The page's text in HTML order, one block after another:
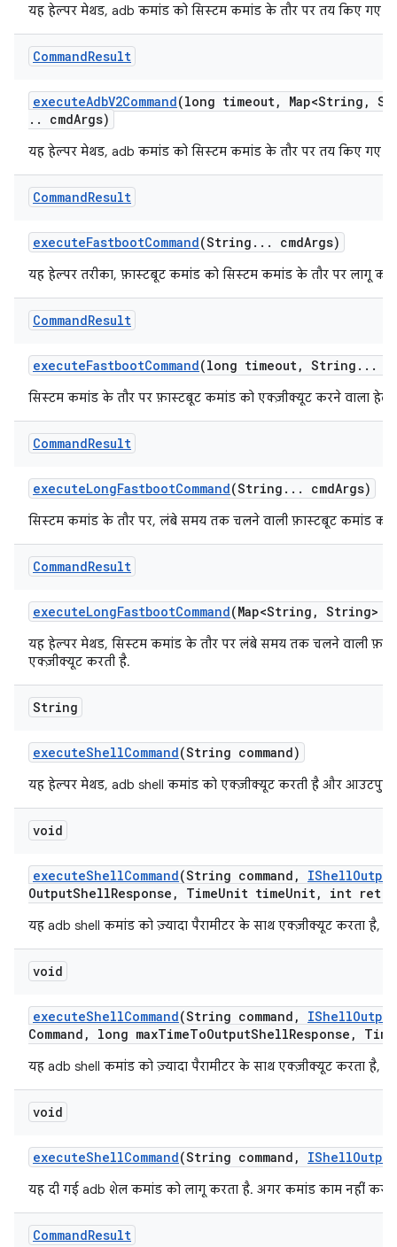
यह हेल्पर मेथड, adb कमांड को सिस्टम कमांड के तौर पर तय किए गए
CommandResult
executeAdbV2Command(long timeout, Map<String ,
. . cmdArgs)
यह हेल्पर मेथड, adb कमांड को सिस्टम कमांड के तौर पर तय किए गए
CommandResult
executeFastbootCommand(String . . . cmdArgs)
यह हेल्पर तरीका, फ़ास्टबूट कमांड को सिस्टम कमांड के तौर पर लागू
CommandResult
executeFastbootCommand(long timeout, String . . .
सिस्टम कमांड के तौर पर फ़ास्टबूट कमांड को एक्ज़ीक्यूट करने वाला
CommandResult
executeLongFastbootCommand(String . . . cmdArgs)
सिस्टम कमांड के तौर पर, लंबे समय तक चलने वाली फ़ास्टबूट कमांड को
CommandResult
executeLongFastbootCommand(Map<String , String>
यह हेल्पर मेथड, सिस्टम कमांड के तौर पर लंबे समय तक चलने वाली
एक्ज़ीक्यूट करती है.
String
executeShellCommand(String command)
यह हेल्पर मेथड, adb shell कमांड को एक्ज़ीक्यूट करती है और आउटपुट
void
executeShellCommand(String command , IShellOutput
OutputShellResponse , TimeUnit timeUnit, int retry
यह adb shell कमांड को ज़्यादा पैरामीटर के साथ एक्ज़ीक्यूट करता है,
void
executeShellCommand(String command , IShellOutput
Command , long maxTimeToOutputShellResponse , Time
यह adb shell कमांड को ज़्यादा पैरामीटर के साथ एक्ज़ीक्यूट करता है,
void
executeShellCommand(String command , IShellOutput
यह दी गई adb शेल कमांड को लागू करता है. अगर कमांड काम नहीं
CommandResult